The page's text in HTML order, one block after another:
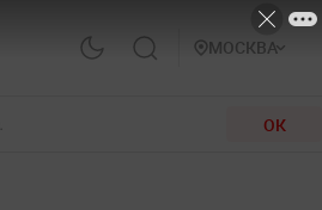
МОСКВА
ОК